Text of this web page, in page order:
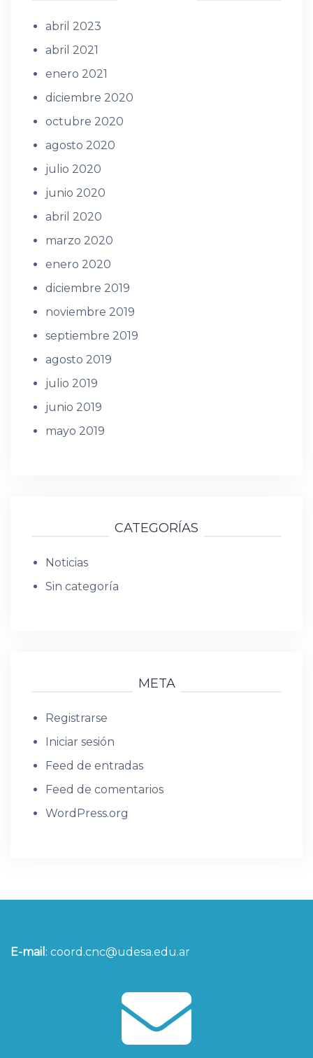
abril 2023
abril 2021
enero 2021
diciembre 2020
octubre 2020
agosto 2020
julio 2020
junio 2020
abril 2020
marzo 2020
enero 2020
diciembre 2019
noviembre 2019
septiembre 2019
agosto 2019
julio 2019
junio 2019
mayo 2019
CATEGORÍAS
Noticias
Sin categoría
META
Registrarse
Iniciar sesión
Feed de entradas
Feed de comentarios
WordPress.org
E-mail : coord.cnc@udesa.edu.ar